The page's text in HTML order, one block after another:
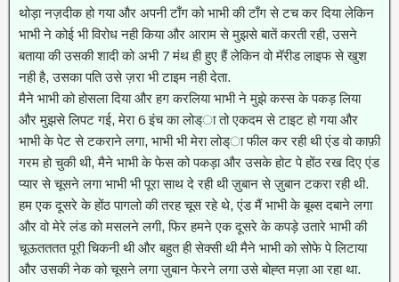
थोड़ा नज़दीक हो गया और अपनी टाँग को भाभी की टाँग से टच कर दिया लेकिन
भाभी ने कोई भी विरोध नही किया और आराम से मुझसे बातें करती रही, उसने
बताया की उसकी शादी को अभी 7 मंथ ही हुए हैं लेकिन वो मॅरीड लाइफ से खुश
नही है, उसका पति उसे ज़रा भी टाइम नही देता.
मैने भाभी को होसला दिया और हग करलिया भाभी ने मुझे कस्स के पकड़ लिया
और मुझसे लिपट गई, मेरा 6 इंच का लोड्ा तो एकदम से टाइट हो गया और
भाभी के पेट से टकराने लगा, भाभी भी मेरा लोड्ा फील कर रही थी एंड वो काफ़ी
गरम हो चुकी थी, मैने भाभी के फेस को पकड़ा और उसके होट पे होंठ रख दिए एंड
प्यार से चूसने लगा भाभी भी पूरा साथ दे रही थी ज़ुबान से ज़ुबान टकरा रही थी.
हम एक दूसरे के होंठ पागलो की तरह चूस रहे थे, एंड मैं भाभी के बूब्स दबाने लगा
और वो मेरे लंड को मसलने लगी, फिर हमने एक दूसरे के कपड़े उतारे भाभी की
चूऊतततत पूरी चिकनी थी और बहुत ही सेक्सी थी मैने भाभी को सोफे पे लिटाया
और उसकी नेक को चूसने लगा ज़ुबान फेरने लगा उसे बोह्त मज़ा आ रहा था.